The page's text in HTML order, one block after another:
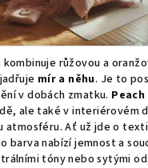
růžovou a
mír a něhu. Je to
v dobách zmatku. Peach
ale také v interiérovém
atmosféru. Ať už jde o
barva nabízí jemnost a
tóny nebo sytými